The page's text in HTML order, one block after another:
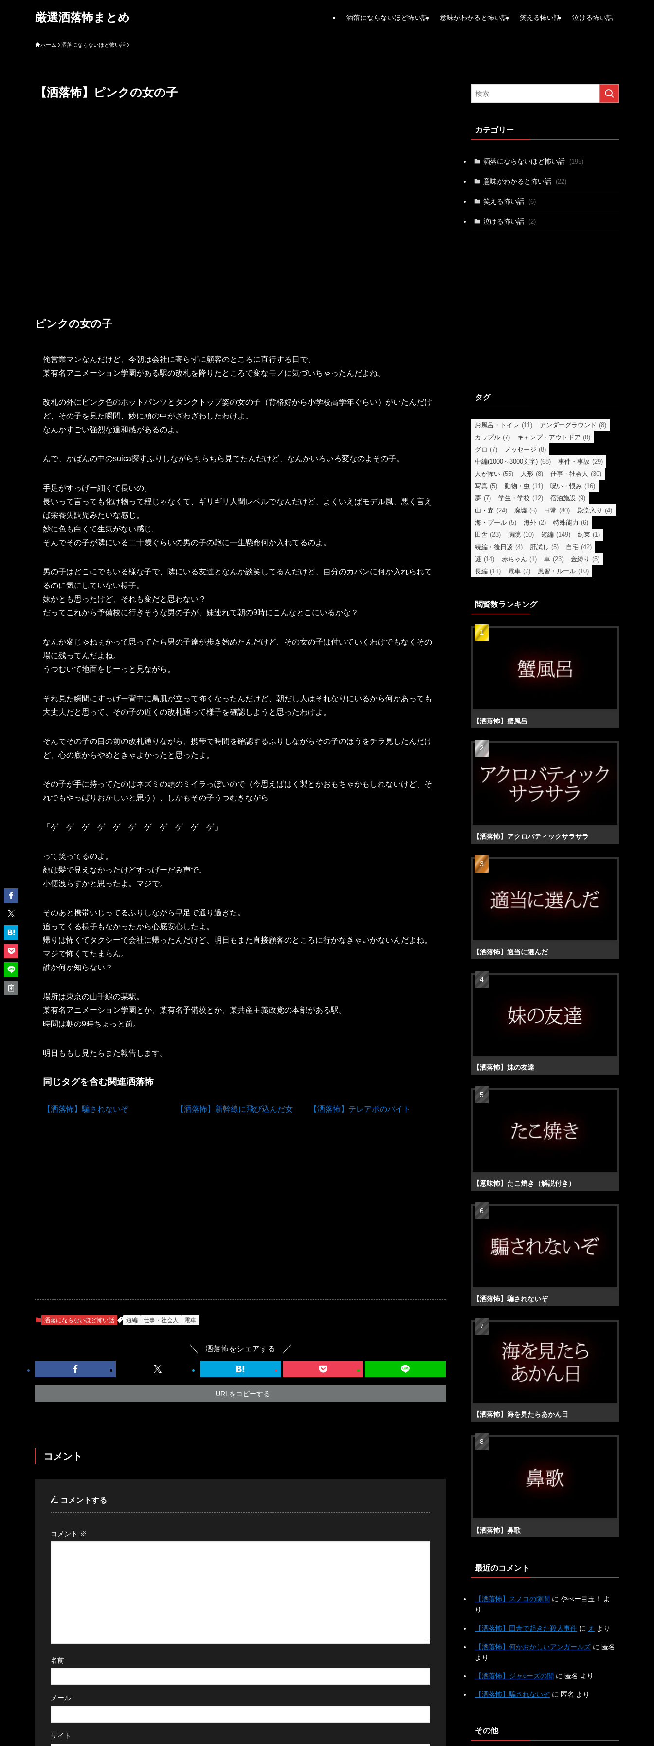
厳選洒落怖まとめ 洒落にならないほど怖い話 意味がわかると怖い話 笑える怖い話 泣ける怖い話
ホーム 洒落にならないほど怖い話
【洒落怖】ピンクの女の子
ピンクの女の子
俺営業マンなんだけど、今朝は会社に寄らずに顧客のところに直行する日で、
某有名アニメーション学園がある駅の改札を降りたところで変なモノに気づいちゃったんだよね。
改札の外にピンク色のホットパンツとタンクトップ姿の女の子（背格好から小学校高学年ぐらい）がいたんだけ
ど、その子を見た瞬間、妙に頭の中がざわざわしたわけよ。
なんかすごい強烈な違和感があるのよ。
んで、かばんの中のsuica探すふりしながらちらちら見てたんだけど、なんかいろいろ変なのよその子。
手足がすっげー細くて長いの。
長いって言っても化け物って程じゃなくて、ギリギリ人間レベルでなんだけど、よくいえばモデル風、悪く言え
ば栄養失調児みたいな感じ。
妙に色も白くて生気がない感じ。
そんでその子が隣にいる二十歳ぐらいの男の子の鞄に一生懸命何か入れてるのよ。
男の子はどこにでもいる様な子で、隣にいる友達となんか談笑してるんだけど、自分のカバンに何か入れられて
るのに気にしていない様子。
妹かとも思ったけど、それも変だと思わない？
だってこれから予備校に行きそうな男の子が、妹連れて朝の9時にこんなとこにいるかな？
なんか変じゃねぇかって思ってたら男の子達が歩き始めたんだけど、その女の子は付いていくわけでもなくその
場に残ってんだよね。
うつむいて地面をじーっと見ながら。
それ見た瞬間にすっげー背中に鳥肌が立って怖くなったんだけど、朝だし人はそれなりにいるから何かあっても
大丈夫だと思って、その子の近くの改札通って様子を確認しようと思ったわけよ。
そんでその子の目の前の改札通りながら、携帯で時間を確認するふりしながらその子のほうをチラ見したんだけ
ど、心の底からやめときゃよかったと思ったよ。
その子が手に持ってたのはネズミの頭のミイラっぽいので（今思えばはく製とかおもちゃかもしれないけど、そ
れでもやっぱりおかしいと思う）、しかもその子うつむきながら
「ゲ ゲ ゲ ゲ ゲ ゲ ゲ ゲ ゲ ゲ ゲ」
って笑ってるのよ。
顔は髪で見えなかったけどすっげーだみ声で。
小便洩らすかと思ったよ。マジで。
そのあと携帯いじってるふりしながら早足で通り過ぎた。
追ってくる様子もなかったから心底安心したよ。
帰りは怖くてタクシーで会社に帰ったんだけど、明日もまた直接顧客のところに行かなきゃいかないんだよね。
マジで怖くてたまらん。
誰か何か知らない？
場所は東京の山手線の某駅。
某有名アニメーション学園とか、某有名予備校とか、某共産主義政党の本部がある駅。
時間は朝の9時ちょっと前。
明日ももし見たらまた報告します。
同じタグを含む関連洒落怖
【洒落怖】騙されないぞ 【洒落怖】新幹線に飛び込んだ女 【洒落怖】テレアポのバイト
洒落にならないほど怖い話 短編 仕事・社会人 電車
洒落怖をシェアする
URLをコピーする
コメント
コメントする
コメント ※
名前
メール
サイト
カテゴリー
洒落にならないほど怖い話 (195)
意味がわかると怖い話 (22)
笑える怖い話 (6)
泣ける怖い話 (2)
タグ
お風呂・トイレ (11) アンダーグラウンド (8)
カップル (7) キャンプ・アウトドア (8)
グロ (7) メッセージ (8)
中編(1000～3000文字) (68) 事件・事故 (29)
人が怖い (55) 人形 (8) 仕事・社会人 (30)
写真 (5) 動物・虫 (11) 呪い・恨み (16)
夢 (7) 学生・学校 (12) 宿泊施設 (9)
山・森 (24) 廃墟 (5) 日常 (80) 殿堂入り (4)
海・プール (5) 海外 (2) 特殊能力 (6)
田舎 (23) 病院 (10) 短編 (149) 約束 (1)
続編・後日談 (4) 肝試し (5) 自宅 (42)
謎 (14) 赤ちゃん (1) 車 (23) 金縛り (5)
長編 (11) 電車 (7) 風習・ルール (10)
閲覧数ランキング
【洒落怖】蟹風呂
【洒落怖】アクロバティックサラサラ
【洒落怖】適当に選んだ
【洒落怖】妹の友達
【意味怖】たこ焼き（解説付き）
【洒落怖】騙されないぞ
【洒落怖】海を見たらあかん日
【洒落怖】鼻歌
最近のコメント
【洒落怖】スノコの隙間 に やべー目玉！
よ
り
【洒落怖】田舎で起きた殺人事件 に え より
【洒落怖】何かおかしいアンガールズ に 匿名
より
【洒落怖】ジャ○ーズの闇 に 匿名 より
【洒落怖】騙されないぞに 匿名 より
その他